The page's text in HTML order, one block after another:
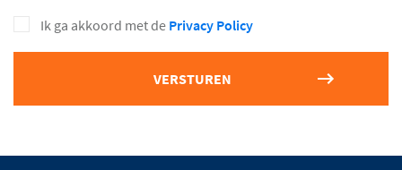
Ik ga akkoord met de Privacy Policy